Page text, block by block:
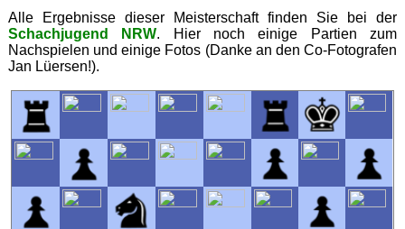
Alle Ergebnisse dieser Meisterschaft finden Sie bei der
Schachjugend NRW. Hier noch einige Partien zum
Nachspielen und einige Fotos (Danke an den Co-Fotografen
Jan Lüersen!).